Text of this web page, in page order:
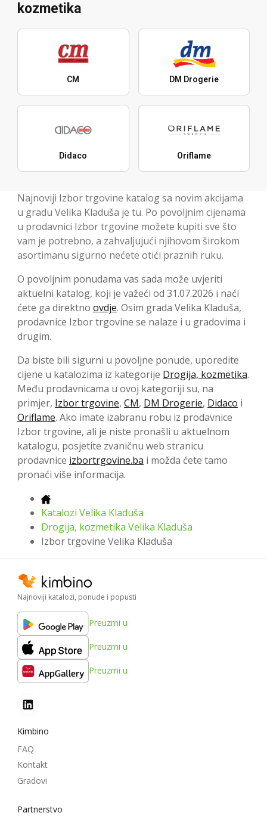
kozmetika
CM DM Drogerie
Didaco Oriflame
Najnoviji Izbor trgovine katalog sa novim akcijama
u gradu Velika Kladuša je tu. Po povoljnim cijenama
u prodavnici Izbor trgovine možete kupiti sve što
vam je potrebno, a zahvaljujući njihovom širokom
asortimanu sigurno nećete otići praznih ruku.
O povoljnim ponudama vas sada može uvjeriti
aktuelni katalog, koji je važeći od 31.07.2026 i naći
ćete ga direktno ovdje. Osim grada Velika Kladuša,
prodavnice Izbor trgovine se nalaze i u gradovima i
drugim.
Da biste bili sigurni u povoljne ponude, uporedite
cijene u katalozima iz kategorije Drogija, kozmetika.
Među prodavnicama u ovoj kategoriji su, na
primjer, Izbor trgovine, CM, DM Drogerie, Didaco i
Oriflame. Ako imate izabranu robu iz prodavnice
Izbor trgovine, ali je niste pronašli u aktuelnom
katalogu, posjetite zvaničnu web stranicu
prodavnice izbortrgovine.ba i možda ćete tamo
pronaći više informacija.
Katalozi Velika Kladuša
Drogija, kozmetika Velika Kladuša
Izbor trgovine Velika Kladuša
Najnoviji katalozi, ponude i popusti
Preuzmi u
Preuzmi u
Preuzmi u
Kimbino
FAQ
Kontakt
Gradovi
Partnerstvo